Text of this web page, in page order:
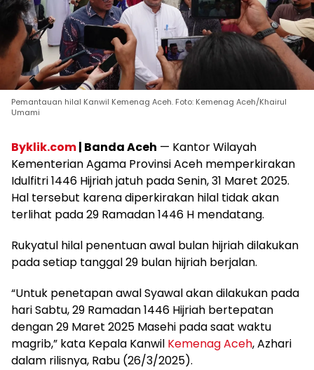
Pemantauan hilal Kanwil Kemenag Aceh. Foto: Kemenag Aceh/Khairul
Umami
Byklik.com| Banda Aceh — Kantor Wilayah
Kementerian Agama Provinsi Aceh memperkirakan
Idulfitri 1446 Hijriah jatuh pada Senin, 31 Maret 2025.
Hal tersebut karena diperkirakan hilal tidak akan
terlihat pada 29 Ramadan 1446 H mendatang.
Rukyatul hilal penentuan awal bulan hijriah dilakukan
pada setiap tanggal 29 bulan hijriah berjalan.
“Untuk penetapan awal Syawal akan dilakukan pada
hari Sabtu, 29 Ramadan 1446 Hijriah bertepatan
dengan 29 Maret 2025 Masehi pada saat waktu
magrib,” kata Kepala Kanwil Kemenag Aceh, Azhari
dalam rilisnya, Rabu (26/3/2025).